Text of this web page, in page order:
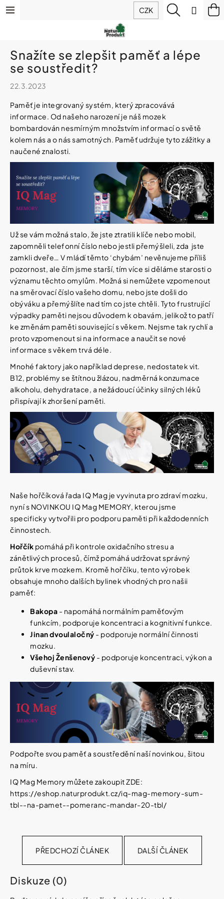
Přejít
na
Doplňky
stravy
IQ
Mag
(magnesium)
Sirupy
z
ovoce
bylin
Potraviny
Kosmetika
Kosmetické
pomůcky
Zdravotnické
prostředky
Péče
o
Domácnost
Pro
koho
Vybírejte
podle
potřeby
Vánoce
Dárkové
poukazy
Značky
Měna
Přihlášení
CZK Hledat
Menu
Snažíte se zlepšit paměť a lépe
se soustředit?
22.3.2023
Paměť je integrovaný systém, který zpracovává
informace. Od našeho narození je náš mozek
bombardován nesmírným množstvím informací o světě
kolem nás a o nás samotných. Paměť udržuje tyto zážitky a
naučené znalosti.
Už se vám možná stalo, že jste ztratili klíče nebo mobil,
zapomněli telefonní číslo nebo jestli přemýšleli, zda jste
zamkli dveře… V mládí těmto ‘chybám’ nevěnujeme příliš
pozornost, ale čím jsme starší, tím více si děláme starosti o
významu těchto omylům. Možná si nemůžete vzpomenout
na směrovací číslo vašeho domu, nebo jste došli do
obýváku a přemýšlíte nad tím co jste chtěli. Tyto frustrující
výpadky paměti nejsou důvodem k obavám, jelikož to patří
ke změnám paměti související s věkem. Nejsme tak rychlí a
proto vzpomenout si na informace a naučit se nové
informace s věkem trvá déle.
Mnohé faktory jako například deprese, nedostatek vit.
B12, problémy se štítnou žlázou, nadměrná konzumace
alkoholu, dehydratace, a nežádoucí účinky silných léků
přispívají k zhoršení paměti.
Naše hořčíková řada IQ Mag je vyvinuta pro zdraví mozku,
nyní s NOVINKOU IQ Mag MEMORY, kterou jsme
specificky vytvořili pro podporu paměti při každodenních
činnostech.
Hořčík pomáhá při kontrole oxidačního stresu a
zánětlivých procesů, čímž pomáhá udržovat správný
průtok krve mozkem. Kromě hořčíku, tento výrobek
obsahuje mnoho dalších bylinek vhodných pro našii
paměť:
Bakopa - napomáhá normálním paměťovým
funkcím, podporuje koncentraci a kognitivní funkce.
Jinan dvoulaločný - podporuje normální činnosti
mozku.
Všehoj Ženšenový - podporuje koncentraci, výkon a
duševní stav.
Podpořte svou paměť a soustředění naší novinkou, šitou
na míru.
IQ Mag Memory můžete zakoupit ZDE:
https://eshop.naturprodukt.cz/iq-mag-memory-sum-
tbl--na-pamet--pomeranc-mandar-20-tbl/
PŘEDCHOZÍ ČLÁNEK DALŠÍ ČLÁNEK
Diskuze (0)
K
o
C
o
p
o
ř
e
b
u
j
e
e
a
í
t
?
HLEDAT
D
o
p
o
r
u
č
u
j
e
m
e
IQ
KŘEČE
FORTE
-
SILNĚJŠÍ
ÚLEVA
OD
KŘEČÍ
60
TBL
154
Kč
Původně: